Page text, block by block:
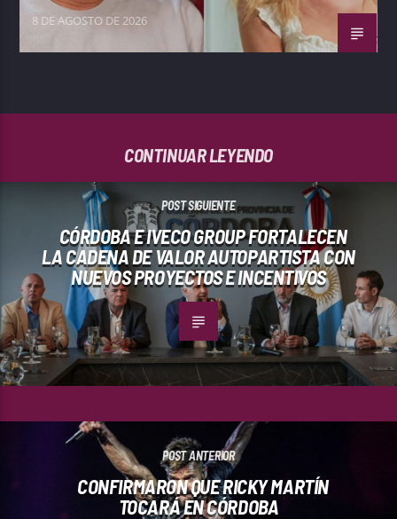
8 DE AGOSTO DE 2026
CONTINUAR LEYENDO
POST SIGUIENTE
CÓRDOBA E IVECO GROUP FORTALECEN
LA CADENA DE VALOR AUTOPARTISTA CON
NUEVOS PROYECTOS E INCENTIVOS
POST ANTERIOR
CONFIRMARON QUE RICKY MARTÍN
TOCARÁ EN CÓRDOBA